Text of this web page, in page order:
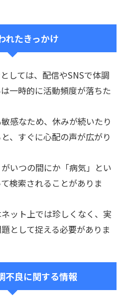
れたきっかけ
しては、配信やSNSで体調
一時的に活動頻度が落ちた
感なため、休みが続いたり
、すぐに心配の声が広がり
いつの間にか「病気」とい
検索されることがありま
ット上では珍しくなく、実
として捉える必要がありま
不良に関する情報